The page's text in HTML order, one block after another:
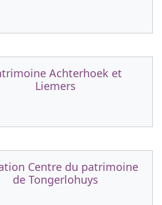
Achterhoek et
Liemers
Centre du patrimoine
de Tongerlohuys